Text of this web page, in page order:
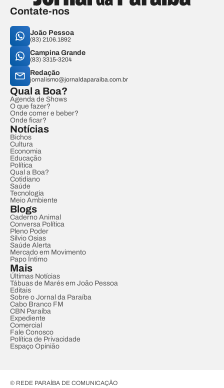
Contate-nos
João Pessoa
(83) 2106.1892
Campina Grande
(83) 3315-3204
Redação
jornalismo@jornaldaparaiba.com.br
Qual a Boa?
Agenda de Shows
O que fazer?
Onde comer e beber?
Onde ficar?
Notícias
Bichos
Cultura
Economia
Educação
Política
Qual a Boa?
Cotidiano
Saúde
Tecnologia
Meio Ambiente
Blogs
Caderno Animal
Conversa Política
Pleno Poder
Sílvio Osias
Saúde Alerta
Mercado em Movimento
Papo Íntimo
Mais
Últimas Notícias
Tábuas de Marés em João Pessoa
Editais
Sobre o Jornal da Paraíba
Cabo Branco FM
CBN Paraíba
Expediente
Comercial
Fale Conosco
Política de Privacidade
Espaço Opinião
© REDE PARAÍBA DE COMUNICAÇÃO